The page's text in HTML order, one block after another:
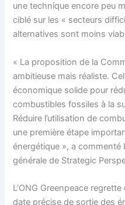
une technique encore peu
ciblé sur les « secteurs
alternatives sont moins
« La proposition de la
ambitieuse mais réaliste.
économique solide pour
combustibles fossiles à la
Réduire l’utilisation de
une première étape
énergétique », a commenté
générale de Strategic
L’ONG Greenpeace
date précise de sortie des